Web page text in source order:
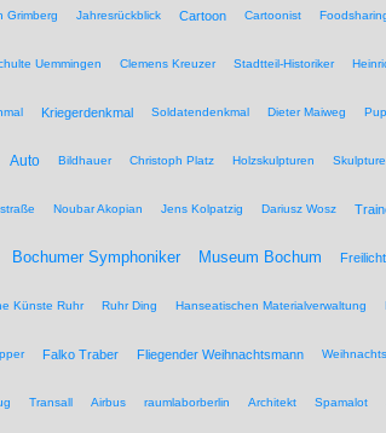
Grimberg Jahresrückblick Cartoon Cartoonist
Uemmingen Clemens Kreuzer Stadtteil-Historiker
Kriegerdenkmal Soldatendenkmal Dieter Maiweg
Auto Bildhauer Christoph Platz Holzskulpturen
Noubar Akopian Jens Kolpatzig Dariusz Wosz
Bochumer Symphoniker Museum Bochum
Künste Ruhr Ruhr Ding Hanseatischen Materialverwaltung
Falko Traber Fliegender Weihnachtsmann
Transall Airbus raumlaborberlin Architekt Spamalot